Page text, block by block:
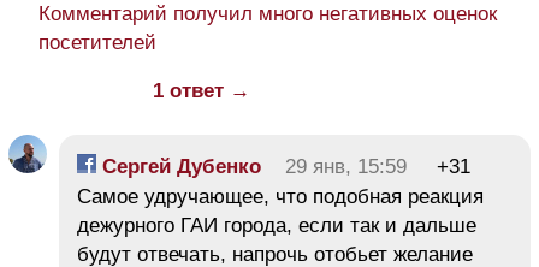
Комментарий получил много негативных оценок
посетителей
1 ответ →
Сергей Дубенко 29 янв, 15:59
+31
Самое удручающее, что подобная реакция
дежурного ГАИ города, если так и дальше
будут отвечать, напрочь отобьет желание